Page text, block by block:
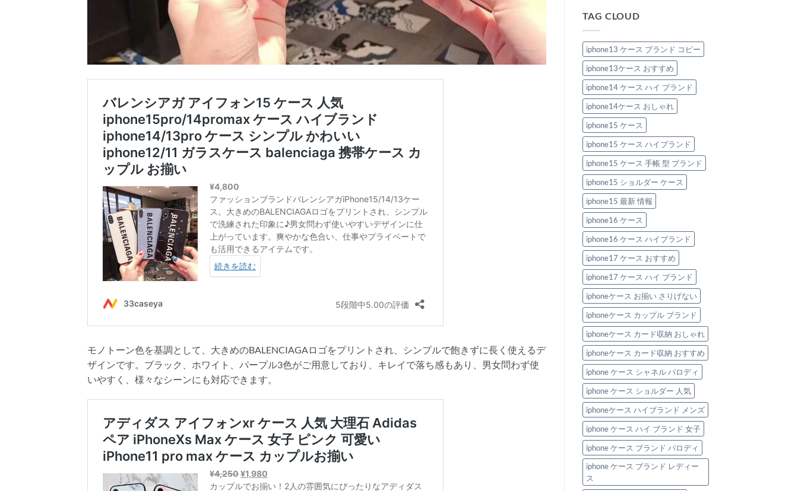
モノトーン色を基調として、大きめのBALENCIAGAロゴをプリントされ、シンプルで飽きずに長く使えるデ
ザインです。ブラック、ホワイト、パープル3色がご用意しており、キレイで落ち感もあり、男女問わず使
いやすく、様々なシーンにも対応できます。
に“盛
れ
の
節
約
テ
ク
へ
の
ン
ケ
ー
ス
お
す
す
め
6
選。
ペ
ア
で
持
ち
た
い
洗
練
デ
ザ
イ
ン！
へ
の
TAG CLOUD
iphone13 ケース ブランド コピー
iphone13ケース おすすめ
iphone14 ケース ハイ ブランド
iphone14ケース おしゃれ
iphone15 ケース
iphone15 ケース ハイブランド
iphone15 ケース 手帳 型 ブランド
iphone15 ショルダー ケース
iphone15 最新 情報
iphone16 ケース
iphone16 ケース ハイブランド
iphone17 ケース おすすめ
iphone17 ケース ハイ ブランド
iphoneケース お揃い さりげない
iphoneケース カップル ブランド
iphoneケース カード収納 おしゃれ
iphoneケース カード収納 おすすめ
iphone ケース シャネル パロディ
iphone ケース ショルダー 人気
iphoneケース ハイブランド メンズ
iphone ケース ハイ ブランド 女子
iphone ケース ブランド パロディ
iphone ケース ブランド レディー
ス